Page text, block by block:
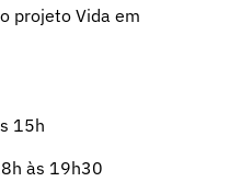
projeto Vida em
15h
às 19h30